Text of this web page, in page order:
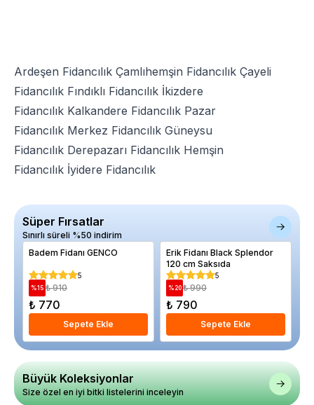
Ardeşen Fidancılık Çamlıhemşin Fidancılık Çayeli
Fidancılık Fındıklı Fidancılık İkizdere
Fidancılık Kalkandere Fidancılık Pazar
Fidancılık Merkez Fidancılık Güneysu
Fidancılık Derepazarı Fidancılık Hemşin
Fidancılık İyidere Fidancılık
Süper Fırsatlar
Sınırlı süreli %50 indirim
Badem Fidanı GENCO
5
%15 ₺ 910
₺ 770
Sepete Ekle
Erik Fidanı Black Splendor
120 cm Saksıda
5
%20 ₺ 990
₺ 790
Sepete Ekle
Büyük Koleksiyonlar
Size özel en iyi bitki listelerini inceleyin